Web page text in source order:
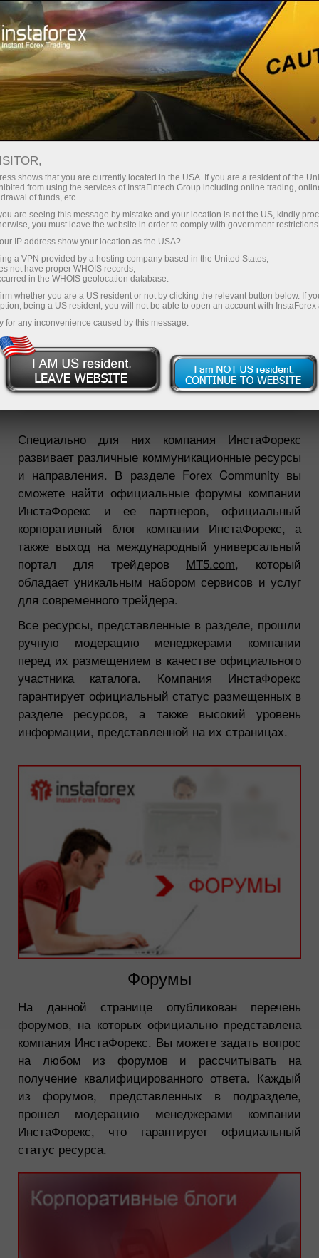
Сделай паузу
Форекс сообщество
Раздел Форекс сообщество предназначен
для трейдеров, заинтересованных в
постоянном общении, обмене информацией
и опытом с другими трейдерами.
Открыть торговый счет
Открыть демосчет
Специально для них компания ИнстаФорекс
развивает различные коммуникационные ресурсы
и направления. В разделе Forex Community вы
сможете найти официальные форумы компании
ИнстаФорекс и ее партнеров, официальный
корпоративный блог компании ИнстаФорекс, а
также выход на международный универсальный
портал для трейдеров МТ5.com, который
обладает уникальным набором сервисов и услуг
для современного трейдера.
Все ресурсы, представленные в разделе, прошли
ручную модерацию менеджерами компании
перед иx размещением в качестве официального
участника каталога. Компания ИнстаФорекс
гарантирует официальный статус размещенных в
разделе ресурсов, а также высокий уровень
информации, представленной на их страницах.
Форумы
На данной странице опубликован перечень
форумов, на которых официально представлена
компания ИнстаФорекс. Вы можете задать вопрос
на любом из форумов и рассчитывать на
получение квалифицированного ответа. Каждый
из форумов, представленных в подразделе,
прошел модерацию менеджерами компании
ИнстаФорекс, что гарантирует официальный
статус ресурса.
shows that you are currently located in the USA. If you are a resident of the
from using the services of InstaFintech Group including online trading,
of funds, etc.
are seeing this message by mistake and your location is not the US, kindly
you must leave the website in order to comply with government
IP address show your location as the USA?
a VPN provided by a hosting company based in the United States;
not have proper WHOIS records;
in the WHOIS geolocation database.
whether you are a US resident or not by clicking the relevant button below. If
being a US resident, you will not be able to open an account with InstaForex
for any inconvenience caused by this message.